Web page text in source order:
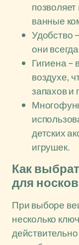
ванные
Удобство
они
Гигиена
воздухе,
запахов и
детских
игрушек.
Как
для
При выборе
несколько